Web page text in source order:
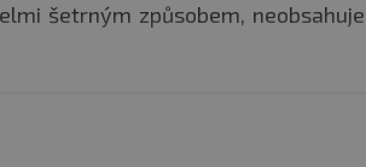
šetrným způsobem, neobsahuje